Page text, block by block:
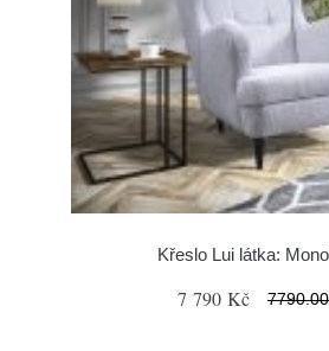
Křeslo Lui látka:
7 790 Kč